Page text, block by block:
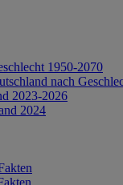
1950-2070
nach
2023-2026
2024